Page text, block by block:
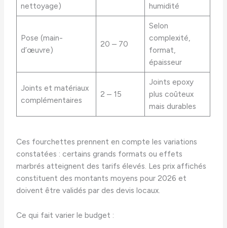
nettoyage)
humidité
Pose (main-
d’œuvre)
20 – 70
Selon
complexité,
format,
épaisseur
Joints et matériaux
complémentaires
2 – 15
Joints epoxy
plus coûteux
mais durables
Ces fourchettes prennent en compte les variations
constatées : certains grands formats ou effets
marbrés atteignent des tarifs élevés. Les prix affichés
constituent des montants moyens pour 2026 et
doivent être validés par des devis locaux.
Ce qui fait varier le budget :